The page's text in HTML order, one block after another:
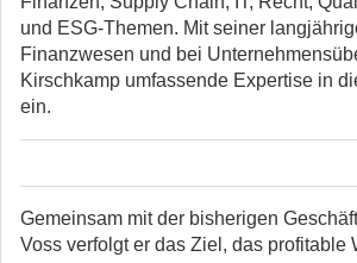
und ESG-Themen. Mit seiner
Finanzwesen und bei
Kirschkamp umfassende Expertise in
ein.
Gemeinsam mit der bisherigen
Voss verfolgt er das Ziel, das profitable